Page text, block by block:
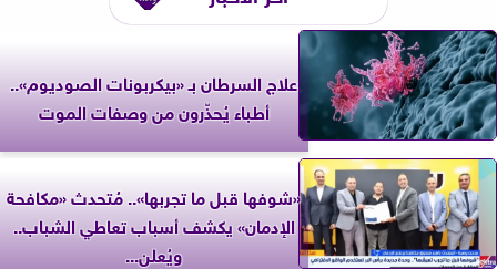
علاج السرطان بـ «بيكربونات الصوديوم»..
أطباء يُحذّرون من وصفات الموت
«شوفها قبل ما تجربها».. مُتحدث «مكافحة
الإدمان» يكشف أسباب تعاطي الشباب..
ويُعلن...